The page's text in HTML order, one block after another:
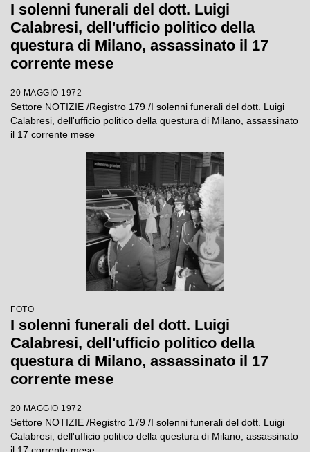
I solenni funerali del dott. Luigi
Calabresi, dell'ufficio politico della
questura di Milano, assassinato il 17
corrente mese
20 MAGGIO 1972
Settore NOTIZIE /Registro 179 /I solenni funerali del dott. Luigi
Calabresi, dell'ufficio politico della questura di Milano, assassinato
il 17 corrente mese
FOTO
I solenni funerali del dott. Luigi
Calabresi, dell'ufficio politico della
questura di Milano, assassinato il 17
corrente mese
20 MAGGIO 1972
Settore NOTIZIE /Registro 179 /I solenni funerali del dott. Luigi
Calabresi, dell'ufficio politico della questura di Milano, assassinato